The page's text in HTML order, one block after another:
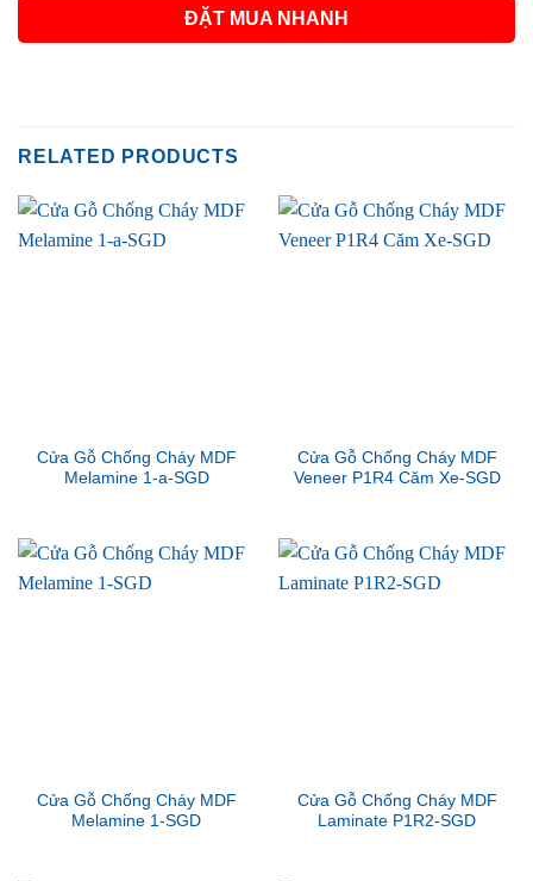
ĐẶT MUA NHANH
RELATED PRODUCTS
Cửa Gỗ Chống Cháy MDF
Melamine 1-a-SGD
Cửa Gỗ Chống Cháy MDF
Veneer P1R4 Căm Xe-SGD
Cửa Gỗ Chống Cháy MDF
Melamine 1-SGD
Cửa Gỗ Chống Cháy MDF
Laminate P1R2-SGD